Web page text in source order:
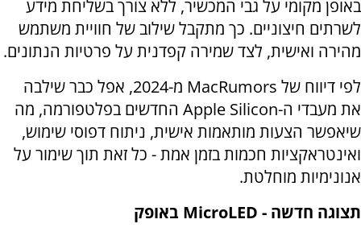
באופן מקומי על גבי המכשיר, ללא צורך בשליחת מידע
לשרתים חיצוניים. כך מתקבל שילוב של חוויית משתמש
מהירה ואישית, לצד שמירה קפדנית על פרטיות הנתונים.
לפי דיווח של MacRumors
מ-2024, אפל כבר שילבה
את מעבדי ה-Apple Silicon החדשים בפלטפורמה, מה
שיאפשר הצעות מותאמות אישית, ניתוח דפוסי שימוש,
ואינטראקציות חכמות בזמן אמת - כל זאת תוך שימור על
אנונימיות מוחלטת.
תצוגה חדשה - MicroLED באופק